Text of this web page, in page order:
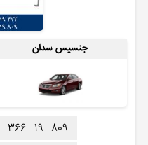
جنسیس سدان
۳۶۶ ۱۹ ۸۰۹